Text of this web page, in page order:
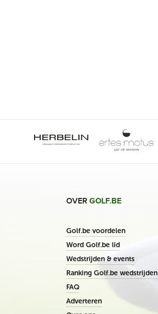
OVER GOLF.BE
Golf.be voordelen
Word Golf.be lid
Wedstrijden & events
Ranking Golf.be wedstrijden
FAQ
Adverteren